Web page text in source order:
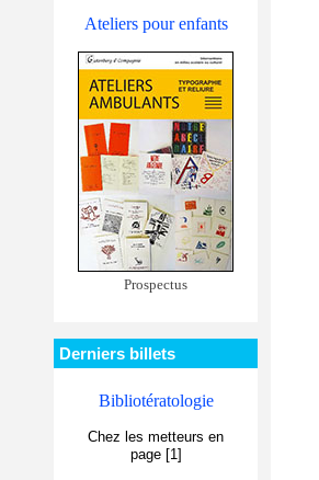
Ateliers pour enfants
Prospectus
Derniers billets
Bibliotératologie
Chez les metteurs en
page [1]